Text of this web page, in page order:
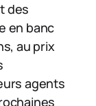
des
en banc
au prix
agents